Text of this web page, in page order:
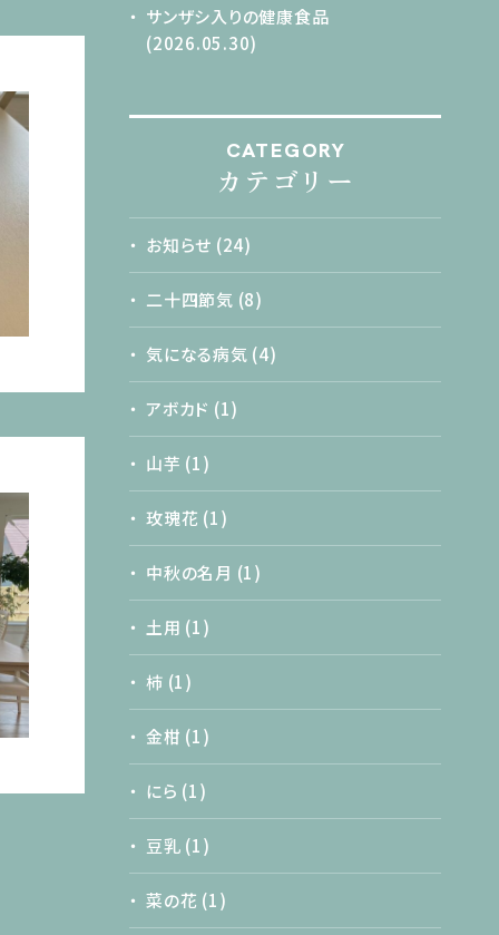
サンザシ入りの健康食品
(2026.05.30)
CATEGORY
カテゴリー
お知らせ (24)
二十四節気 (8)
気になる病気 (4)
アボカド (1)
山芋 (1)
玫瑰花 (1)
中秋の名月 (1)
土用 (1)
柿 (1)
金柑 (1)
にら (1)
豆乳 (1)
菜の花 (1)